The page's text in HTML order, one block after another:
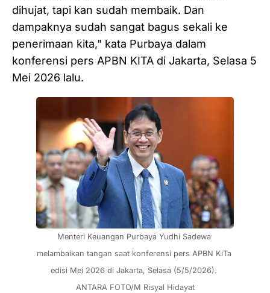
dihujat, tapi kan sudah membaik. Dan
dampaknya sudah sangat bagus sekali ke
penerimaan kita," kata Purbaya dalam
konferensi pers APBN KITA di Jakarta, Selasa 5
Mei 2026 lalu.
Menteri Keuangan Purbaya Yudhi Sadewa
melambaikan tangan saat konferensi pers APBN KiTa
edisi Mei 2026 di Jakarta, Selasa (5/5/2026).
ANTARA FOTO/M Risyal Hidayat